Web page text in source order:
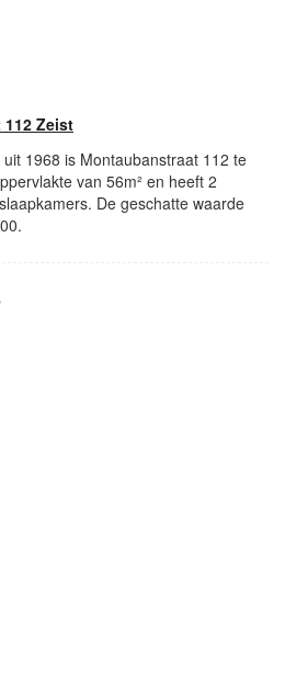
Zeist
1968 is Montaubanstraat 112 te
van 56m² en heeft 2
De geschatte waarde